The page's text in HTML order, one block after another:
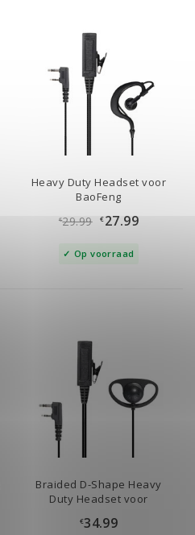
Heavy Duty Headset voor
BaoFeng
€29.99 €27.99
Op voorraad
Braided D-Shape Heavy
Duty Headset voor
€34.99